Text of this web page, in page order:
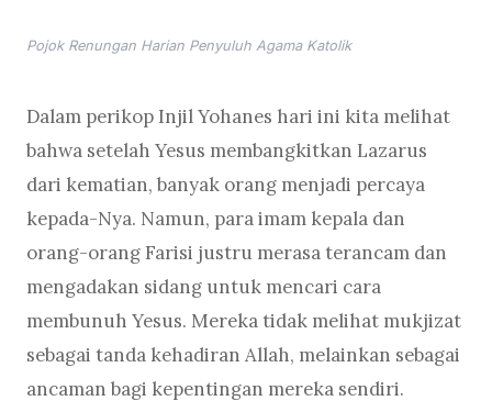
Pojok Renungan Harian Penyuluh Agama Katolik
Dalam perikop Injil Yohanes hari ini kita melihat
bahwa setelah Yesus membangkitkan Lazarus
dari kematian, banyak orang menjadi percaya
kepada-Nya. Namun, para imam kepala dan
orang-orang Farisi justru merasa terancam dan
mengadakan sidang untuk mencari cara
membunuh Yesus. Mereka tidak melihat mukjizat
sebagai tanda kehadiran Allah, melainkan sebagai
ancaman bagi kepentingan mereka sendiri.